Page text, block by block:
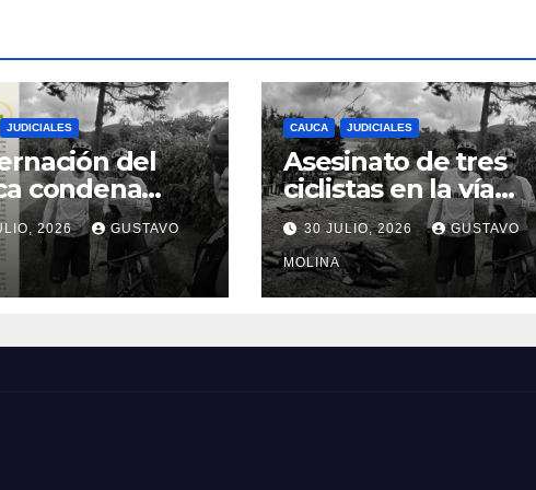
JUDICIALES
del
condena
de tres
y exige
urgentes
2026 GUSTAVO
CAUCA JUDICIALES
Asesinato de tres
ciclistas en la vía
Totoró – Silvia,
genera
consternación en el
Cauca
30 JULIO, 2026 GUSTAVO
MOLINA